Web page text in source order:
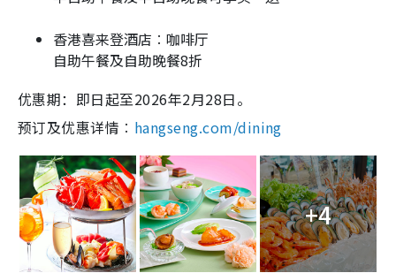
香港喜来登酒店︰咖啡厅
自助午餐及自助晚餐8折
优惠期：即日起至2026年2月28日。
预订及优惠详情︰ hangseng.com/dining
+4